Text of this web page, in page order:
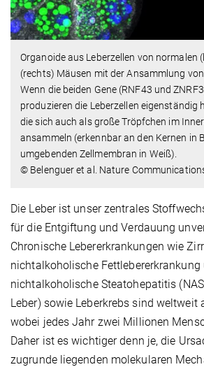
Organoide aus Leberzellen von normalen
(rechts) Mäusen mit der Ansammlung
Wenn die beiden Gene (RNF43 und
produzieren die Leberzellen eigenständig
die sich auch als große Tröpfchen im
ansammeln (erkennbar an den Kernen in
umgebenden Zellmembran in Weiß).
© Belenguer et al. Nature
Die Leber ist unser zentrales
für die Entgiftung und Verdauung
Chronische Lebererkrankungen wie
nichtalkoholische Fettlebererkrankung
nichtalkoholische Steatohepatitis
Leber) sowie Leberkrebs sind weltweit
wobei jedes Jahr zwei Millionen
Daher ist es wichtiger denn je, die
zugrunde liegenden molekularen